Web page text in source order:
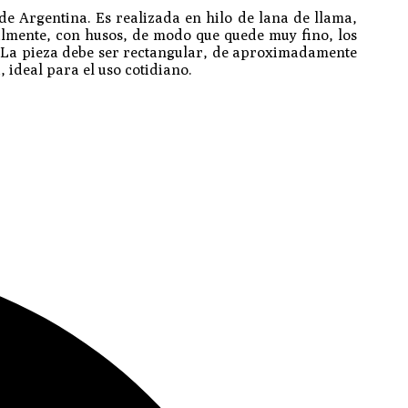
Argentina. Es realizada en hilo de lana de llama,
con husos, de modo que quede muy fino, los
pieza debe ser rectangular, de aproximadamente
ideal para el uso cotidiano.